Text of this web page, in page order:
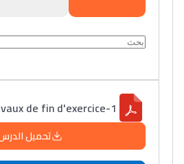
de fin d'exercice-1-
تحميل